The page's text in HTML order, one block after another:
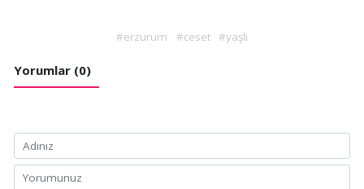
#erzurum #ceset #yaşlı
Yorumlar (0)